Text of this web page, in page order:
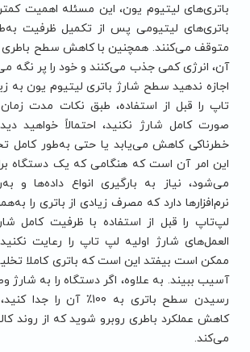
باتری‌های لیتیوم یون، این مسئله اهمیت
باتری‌های لیتیومی پس از تکمیل ظرفیت
متوقف می‌کنند. همچنین با کاهش سطح باطری
آن، انرژی کمی جذب می‌کنند و خود را پر نگه
تاپ را قبل از استفاده، طبق نکات مدت
صورت کامل شارژ نکنید، احتمالاً خواهید
خطرناکی کاهش می‌یابد یا حتی به‌طور کامل
این امر آن است که هنگامی که یک دستگاه
می‌شود، نیاز به بارگیری انواع داده‌ها و
نرم‌افزارها دارد که مصرف زیادی از باتری را
لپ‌تاپ را قبل از استفاده با ظرفیت کامل
العمل‌های شارژ اولیه لپ تاپ را رعایت
ممکن است بیفتد این است که باتری کاملا
آسیب ببیند. به علاوه، اگر دستگاه را به شارژ
رسیدن سطح باتری به 100٪
کاهش عملکرد باطری روبرو شوید که از روند
می‌کند.